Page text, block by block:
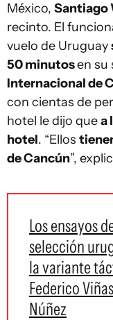
México, Santiago
recinto. El
vuelo de Uruguay
50 minutosen su
Internacional de
con cientas de
hotel le dijo quea
hotel. “Ellos
de Cancún”,
Los ensayos
selección
la variante
Federico
Núñez